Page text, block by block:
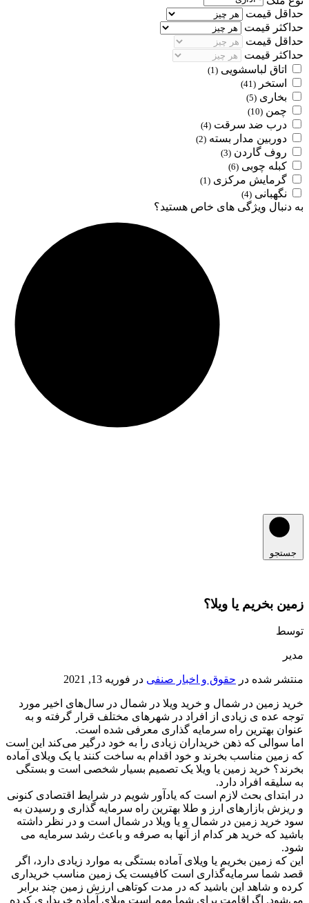
حداقل قیمت
حداکثر قیمت
حداقل قیمت
حداکثر قیمت
اتاق لباسشویی (1)
استخر (41)
بخاری (5)
چمن (10)
درب ضد سرقت (4)
دوربین مدار بسته (2)
روف گاردن (3)
کبله چوبی (6)
گرمایش مرکزی (1)
نگهبانی (4)
به دنبال ویژگی های خاص هستید؟
جستجو
زمین بخریم یا ویلا؟
توسط
مدیر
منتشر شده در حقوق و اخبار صنفی در فوریه 13, 2021
خرید زمین در شمال و خرید ویلا در شمال در سال‌های اخیر مورد
توجه عده ی زیادی از افراد در شهرهای مختلف قرار گرفته و به
عنوان بهترین راه سرمایه گذاری معرفی شده است.
اما سوالی که ذهن خریداران زیادی را به خود درگیر می‌کند این است
که زمین مناسب بخرند و خود اقدام به ساخت کنند یا یک ویلای آماده
بخرند؟ خرید زمین یا ویلا یک تصمیم بسیار شخصی است و بستگی
به سلیقه افراد دارد.
در ابتدای بحث لازم است که یادآور شویم در شرایط اقتصادی کنونی
و ریزش بازارهای ارز و طلا بهترین راه سرمایه گذاری و رسیدن به
سود خرید زمین در شمال و یا ویلا در شمال است و در نظر داشته
باشید که خرید هر کدام از آنها به صرفه و باعث رشد سرمایه می
شود.
این که زمین بخریم یا ویلای آماده بستگی به موارد زیادی دارد، اگر
قصد شما سرمایه‌گذاری است کافیست یک زمین مناسب خریداری
کرده و شاهد این باشید که در مدت کوتاهی ارزش زمین چند برابر
می‌شود. اگراقامت برای شما مهم است ویلای آماده خریداری کرده